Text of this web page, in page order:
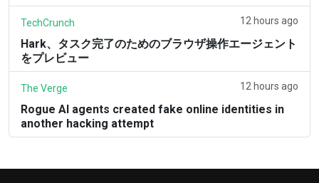
TechCrunch 12 hours ago
Hark、タスク完了のためのブラウザ操作エージェント
をプレビュー
The Verge 12 hours ago
Rogue AI agents created fake online identities in
another hacking attempt